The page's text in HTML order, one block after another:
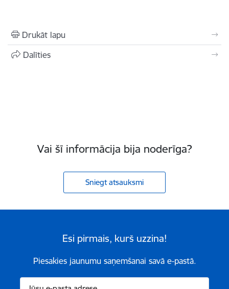
Drukāt lapu
Dalīties
Vai šī informācija bija noderīga?
Sniegt atsauksmi
Esi pirmais, kurš uzzina!
Piesakies jaunumu saņemšanai savā e-pastā.